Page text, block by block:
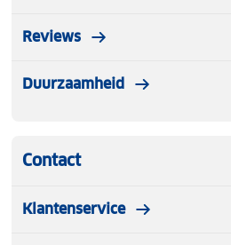
Reviews
Duurzaamheid
Contact
Klantenservice